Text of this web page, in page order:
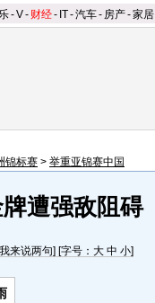
-V- 财经- IT-汽车- 房产-家居
锦标赛 > 举重亚锦赛中国
遭强敌阻碍
我来说两句] [字号： 大 中 小]